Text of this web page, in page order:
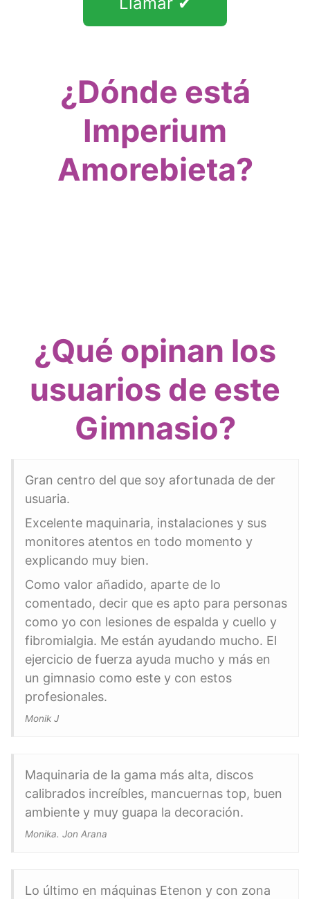
¿Dónde está
Imperium
Amorebieta?
¿Qué opinan los
usuarios de este
Gimnasio?
Gran centro del que soy afortunada de der
usuaria.
Excelente maquinaria, instalaciones y sus
monitores atentos en todo momento y
explicando muy bien.
Como valor añadido, aparte de lo
comentado, decir que es apto para personas
como yo con lesiones de espalda y cuello y
fibromialgia. Me están ayudando mucho. El
ejercicio de fuerza ayuda mucho y más en
un gimnasio como este y con estos
profesionales.
Monik J
Maquinaria de la gama más alta, discos
calibrados increíbles, mancuernas top, buen
ambiente y muy guapa la decoración.
Monika. Jon Arana
Lo último en máquinas Etenon y con zona